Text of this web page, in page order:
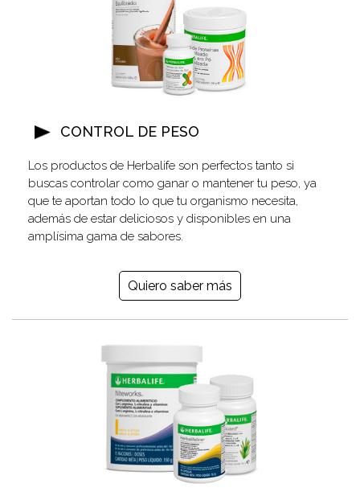
CONTROL DE PESO
Los productos de Herbalife son perfectos tanto si
buscas controlar como ganar o mantener tu peso, ya
que te aportan todo lo que tu organismo necesita,
además de estar deliciosos y disponibles en una
amplísima gama de sabores.
Quiero saber más